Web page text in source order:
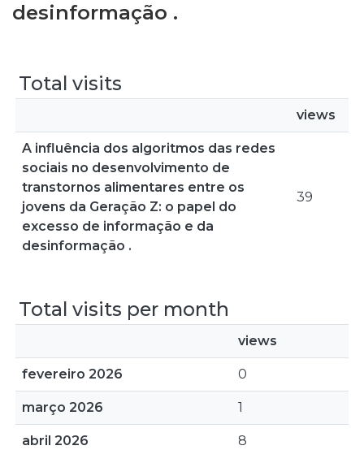
desinformação .
Total visits
views
A influência dos algoritmos das redes
sociais no desenvolvimento de
transtornos alimentares entre os
jovens da Geração Z: o papel do
excesso de informação e da
desinformação .
39
Total visits per month
views
fevereiro 2026 0
março 2026 1
abril 2026 8